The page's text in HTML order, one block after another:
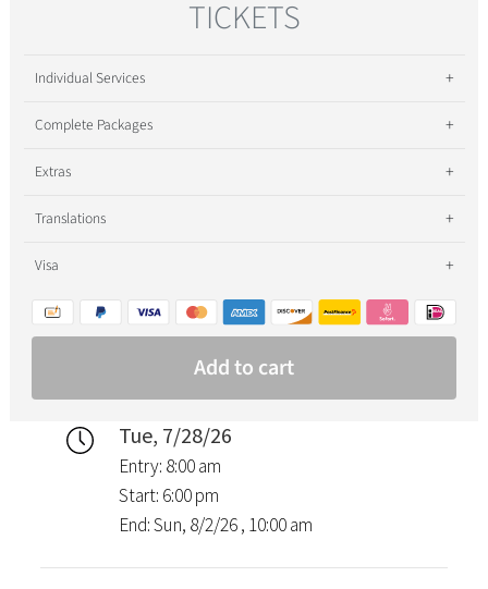
Tue, 7/28/26
Entry: 8:00 am
Start: 6:00 pm
End: Sun, 8/2/26 , 10:00 am